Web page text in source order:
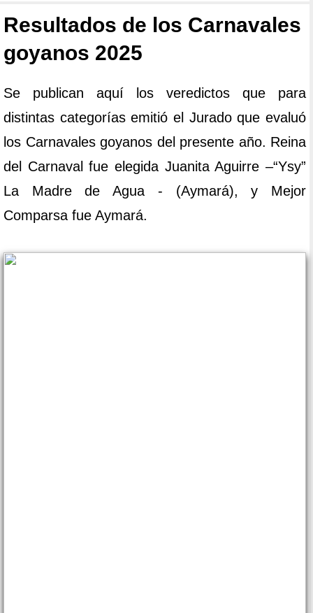
Resultados de los Carnavales
goyanos 2025
Se publican aquí los veredictos que para
distintas categorías emitió el Jurado que evaluó
los Carnavales goyanos del presente año. Reina
del Carnaval fue elegida Juanita Aguirre –“Ysy”
La Madre de Agua - (Aymará), y Mejor
Comparsa fue Aymará.